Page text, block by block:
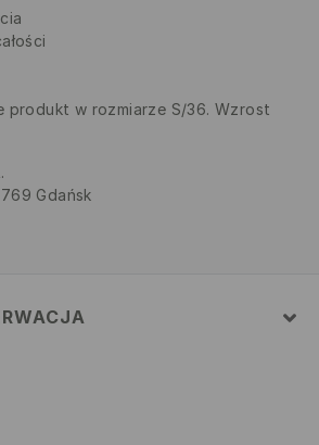
produkt w rozmiarze S/36. Wzrost
Gdańsk